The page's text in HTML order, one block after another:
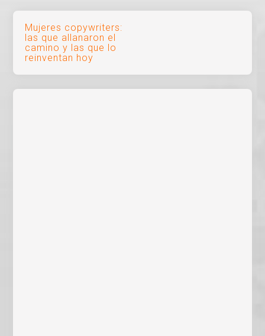
Navegación
de
entradas
Mujeres copywriters:
las que allanaron el
camino y las que lo
reinventan hoy